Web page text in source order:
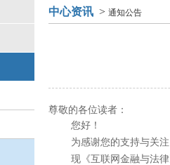
中心资讯 > 通知公告
尊敬的各位读者：
您好！
为感谢您的支持与关
现《互联网金融与法